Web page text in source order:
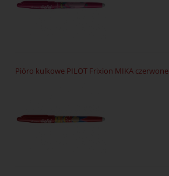
Pióro kulkowe PILOT Frixion MIKA czerwone